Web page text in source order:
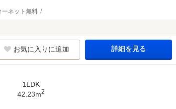
ーネット無料
お気に入りに追加 詳細を見る
1LDK
42.23m2